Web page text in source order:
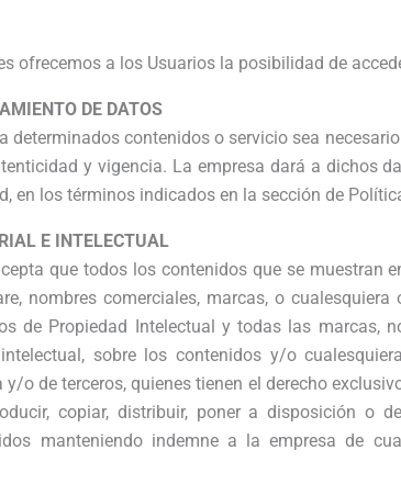
ofrecemos a los Usuarios la posibilidad de
DE DATOS
determinados contenidos o servicio sea
y vigencia. La empresa dará a dichos
en los términos indicados en la sección de
E INTELECTUAL
que todos los contenidos que se muestran
nombres comerciales, marcas, o
de Propiedad Intelectual y todas las marcas,
sobre los contenidos y/o
o de terceros, quienes tienen el derecho
copiar, distribuir, poner a disposición o
manteniendo indemne a la empresa de